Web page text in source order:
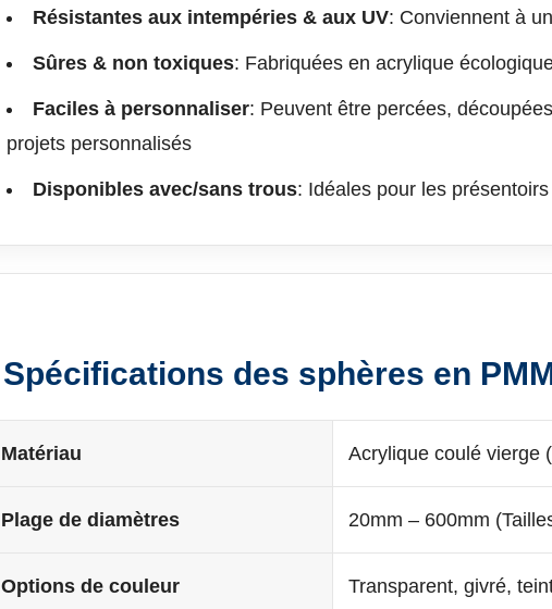
Résistantes aux intempéries & aux UV: Conviennent à
Sûres & non toxiques: Fabriquées en acrylique
Faciles à personnaliser: Peuvent être percées,
projets personnalisés
Disponibles avec/sans trous: Idéales pour les
Spécifications des sphères en
Matériau Acrylique coulé vierge
Plage de diamètres 20mm – 600mm
Options de couleur Transparent, givré,